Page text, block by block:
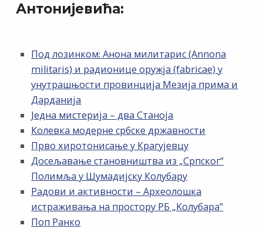
Антонијевића:
Под лозинком: Анона милитарис (Annona
militaris) и радионице оружја (fabricae) у
унутрашњости провинција Мезија прима и
Дарданија
Једна мистерија – два Станоја
Колевка модерне србске државности
Прво хиротонисање у Крагујевцу
Досељавање становништва из „Српског“
Полимља у Шумадијску Колубару
Радови и активности – Археолошка
истраживања на простору РБ „Kолубара”
Поп Ранко